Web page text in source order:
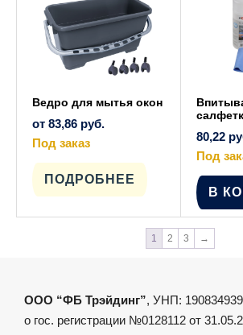
на
странице
товара.
Ведро для мытья окон
от 83,86 руб.
Под заказ
ПОДРОБНЕЕ
выбрать
на
80,22
Под
В
1 2 3 →
ООО “ФБ Трэйдинг”, УНП:
о гос. регистрации №0128112 от